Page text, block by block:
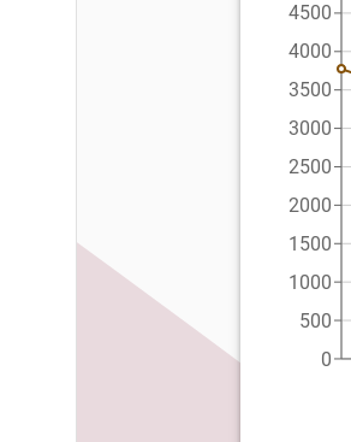
0
500
1000
1500
2000
2500
3000
3500
4000
4500